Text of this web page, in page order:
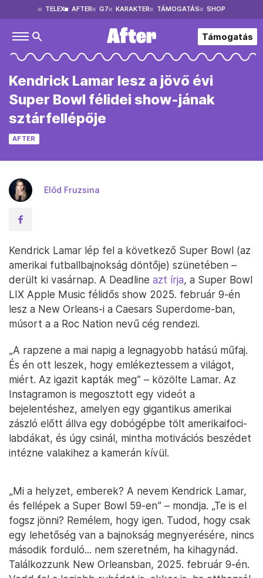
TELEX AFTER G7 KARAKTER TÁMOGATÁS SHOP
Támogatás
Kendrick Lamar lesz a jövő évi
Super Bowl félidei show-jának
sztárfellépője
AFTER
Előd Fruzsina
Kendrick Lamar lép fel a következő Super Bowl (az
amerikai futballbajnokság döntője) szünetében –
derült ki vasárnap. A Deadline azt írja, a Super Bowl
LIX Apple Music félidős show 2025. február 9-én
lesz a New Orleans-i a Caesars Superdome-ban,
músort a a Roc Nation nevű cég rendezi.
„A rapzene a mai napig a legnagyobb hatású műfaj.
És én ott leszek, hogy emlékeztessem a világot,
miért. Az igazit kapták meg” – közölte Lamar. Az
Instagramon is megosztott egy videót a
bejelentéshez, amelyen egy gigantikus amerikai
zászló előtt állva egy dobógépbe tölt amerikaifoci-
labdákat, és úgy csinál, mintha motivációs beszédet
intézne valakihez a kamerán kívül.
„Mi a helyzet, emberek? A nevem Kendrick Lamar,
és fellépek a Super Bowl 59-en” – mondja. „Te is el
fogsz jönni? Remélem, hogy igen. Tudod, hogy csak
egy lehetőség van a bajnokság megnyerésére, nincs
második forduló... nem szeretném, ha kihagynád.
Találkozzunk New Orleansban, 2025. február 9-én.